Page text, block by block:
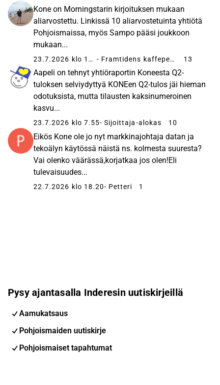
Kone on Morningstarin kirjoituksen mukaan
aliarvostettu. Linkissä 10 aliarvostetuinta yhtiötä
Pohjoismaissa, myös Sampo pääsi joukkoon
mukaan...
23.7.2026 klo 12.26 - Framtidens kaffepengar 13
Aapeli on tehnyt yhtiöraportin Koneesta Q2-
tuloksen selviydyttyä KONEen Q2-tulos jäi hieman
odotuksista, mutta tilausten kaksinumeroinen
kasvu...
23.7.2026 klo 7.55- Sijoittaja-alokas 10
Eikös Kone ole jo nyt markkinajohtaja datan ja
tekoälyn käytössä näistä ns. kolmesta suuresta?
Vai olenko väärässä,korjatkaa jos olen!Eli
tulevaisuudes...
22.7.2026 klo 18.20- Petteri 1
Pysy ajantasalla Inderesin uutiskirjeillä
Aamukatsaus
Pohjoismaiden uutiskirje
Pohjoismaiset tapahtumat